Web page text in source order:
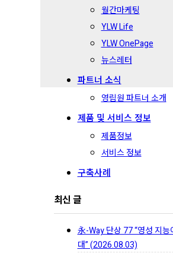
월간마케팅
YLW Life
YLW OnePage
뉴스레터
파트너 소식
영림원 파트너 소개
제품 및 서비스 정보
제품정보
서비스 정보
구축사례
최신 글
永-Way 단상 77 “영성 지
대” (2026.08.03)